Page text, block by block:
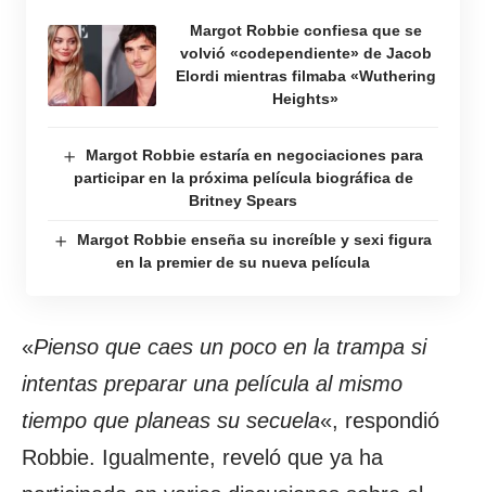
Margot Robbie confiesa que se
volvió «codependiente» de Jacob
Elordi mientras filmaba «Wuthering
Heights»
Margot Robbie estaría en negociaciones para
participar en la próxima película biográfica de
Britney Spears
Margot Robbie enseña su increíble y sexi figura
en la premier de su nueva película
«Pienso que caes un poco en la trampa si
intentas preparar una película al mismo
tiempo que planeas su secuela«, respondió
Robbie. Igualmente, reveló que ya ha